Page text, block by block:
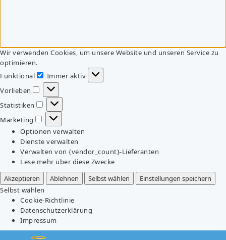
Wir verwenden Cookies, um unsere Website und unseren Service zu
optimieren.
Funktional
Funktional
Immer aktiv
Vorlieben
Vorlieben
Statistiken
Statistiken
Marketing
Marketing
Optionen verwalten
Dienste verwalten
Verwalten von {vendor_count}-Lieferanten
Lese mehr über diese Zwecke
Akzeptieren
Ablehnen Selbst wählen
Einstellungen speichern
Selbst wählen
Cookie-Richtlinie
Datenschutzerklärung
Impressum